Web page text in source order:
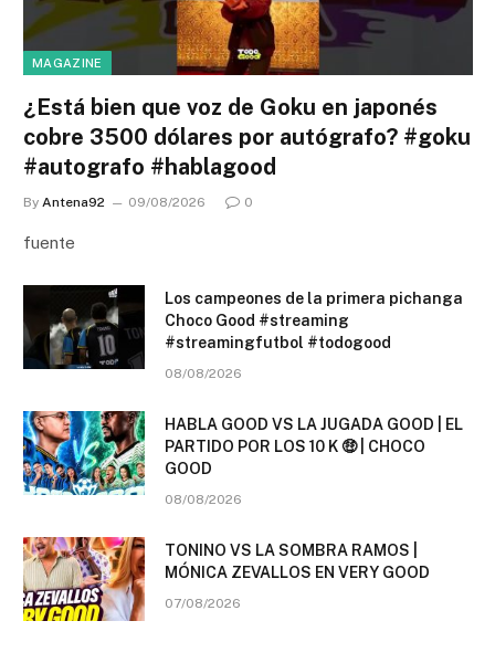
MAGAZINE
¿Está bien que voz de Goku en japonés
cobre 3500 dólares por autógrafo? #goku
#autografo #hablagood
By Antena92 09/08/2026 0
fuente
Los campeones de la primera pichanga
Choco Good #streaming
#streamingfutbol #todogood
08/08/2026
HABLA GOOD VS LA JUGADA GOOD | EL
PARTIDO POR LOS 10 K 🤑 | CHOCO
GOOD
08/08/2026
TONINO VS LA SOMBRA RAMOS |
MÓNICA ZEVALLOS EN VERY GOOD
07/08/2026